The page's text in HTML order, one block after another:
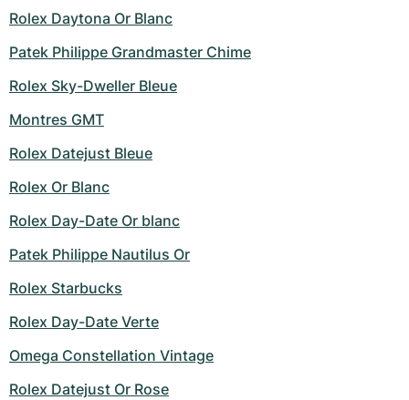
Rolex Daytona Or Blanc
Patek Philippe Grandmaster Chime
Rolex Sky-Dweller Bleue
Montres GMT
Rolex Datejust Bleue
Rolex Or Blanc
Rolex Day-Date Or blanc
Patek Philippe Nautilus Or
Rolex Starbucks
Rolex Day-Date Verte
Omega Constellation Vintage
Rolex Datejust Or Rose